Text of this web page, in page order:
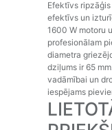
Efektīvs
efektīvs un
1600 W motoru
profesionālam
diametra
dziļums ir 65
vadāmībai un
iespējams